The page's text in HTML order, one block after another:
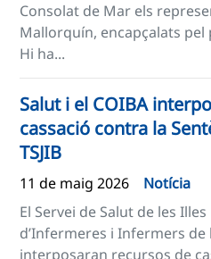
Consolat de Mar els
Mallorquín, encapçalats pel
Hi ha...
Salut i el COIBA
cassació contra la
TSJIB
11 de maig 2026
Notícia
El Servei de Salut de les
d’Infermeres i Infermers de
interposaran recursos de